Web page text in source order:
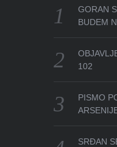
GORAN
BUDEM
102
PISMO
SRĐAN